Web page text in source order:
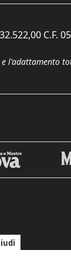
C.F.
l'adattamento